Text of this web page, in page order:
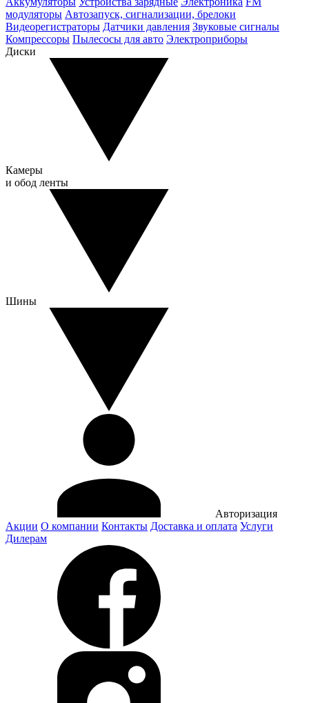
модуляторы Автозапуск, сигнализации, брелоки
Видеорегистраторы Датчики давления Звуковые сигналы
Компрессоры Пылесосы для авто Электроприборы
Диски
Камеры
и обод ленты
Шины
Авторизация
Акции О компании Контакты Доставка и оплата Услуги
Дилерам